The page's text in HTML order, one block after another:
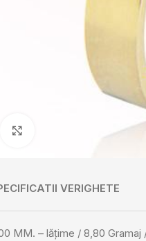
Faceți click pentru a
VERIGHETE
MM. – lățime / 8,80 Gramaj